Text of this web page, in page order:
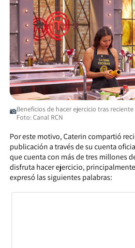
Beneficios de hacer ejercicio tras
Foto: Canal RCN
Por este motivo, Caterin compartió
publicación a través de su cuenta
que cuenta con más de tres millones
disfruta hacer ejercicio,
expresó las siguientes palabras: